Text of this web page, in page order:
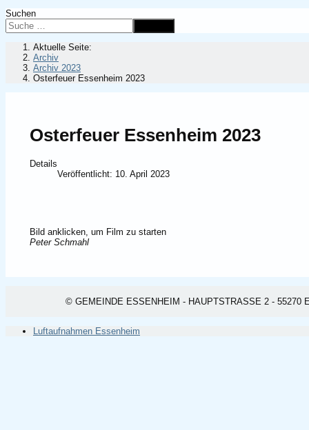
Suchen
Aktuelle Seite:
Archiv
Archiv 2023
Osterfeuer Essenheim 2023
Osterfeuer Essenheim 2023
Details
Veröffentlicht: 10. April 2023
Bild anklicken, um Film zu starten
Peter Schmahl
© GEMEINDE ESSENHEIM - HAUPTSTRASSE 2 - 55270
Luftaufnahmen Essenheim